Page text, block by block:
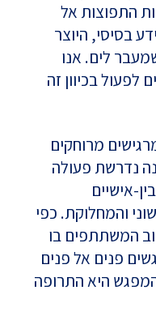
התפוצות אל
בסיסי, היוצר
לים. אנו
לפעול בכיוון זה
מרוחקים
נדרשת פעולה
אישיים
והמחלוקת. כפי
המשתתפים בו
פנים אל פנים
היא התרופה